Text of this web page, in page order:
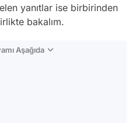
yanıtlar ise birbirinden
bakalım.
Aşağıda